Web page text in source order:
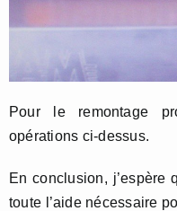
Pour le remontage
opérations ci-dessus.
En conclusion, j’espère
toute l’aide nécessaire